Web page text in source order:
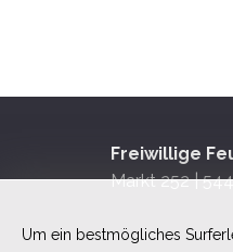
Um ein bestmögliches
Freiwillige
Markt 252 |